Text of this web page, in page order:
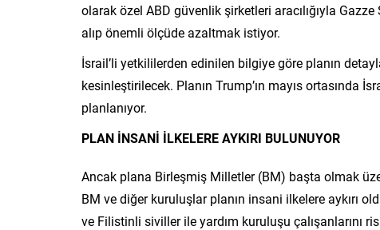
olarak özel ABD güvenlik şirketleri aracılığıyla
alıp önemli ölçüde azaltmak istiyor.
İsrail’li yetkililerden edinilen bilgiye göre planın
kesinleştirilecek. Planın Trump’ın mayıs ortasında
planlanıyor.
PLAN İNSANİ İLKELERE AYKIRI BULUNUYOR
Ancak plana Birleşmiş Milletler (BM) başta olmak
BM ve diğer kuruluşlar planın insani ilkelere aykırı
ve Filistinli siviller ile yardım kuruluşu çalışanlarını